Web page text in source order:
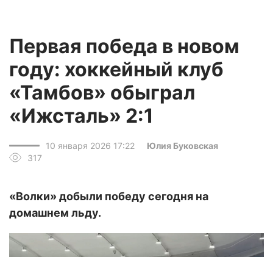
Первая победа в новом
году: хоккейный клуб
«Тамбов» обыграл
«Ижсталь» 2:1
10 января 2026 17:22
Юлия Буковская
317
«Волки» добыли победу сегодня на
домашнем льду.